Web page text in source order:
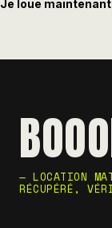
Je loue maintenant
— LOCATION
RÉCUPÉRÉ,